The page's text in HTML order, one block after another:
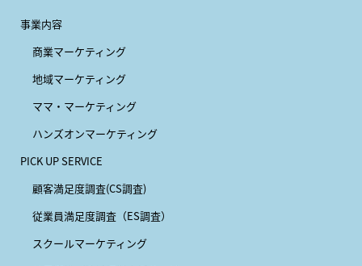
事業内容
商業マーケティング
地域マーケティング
ママ・マーケティング
ハンズオンマーケティング
PICK UP SERVICE
顧客満足度調査(CS調査)
従業員満足度調査（ES調査）
スクールマーケティング